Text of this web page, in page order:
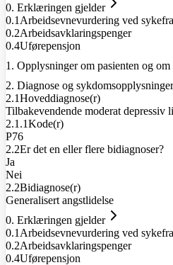
0. Erklæringen gjelder
0.1 Arbeidsevnevurdering ved
0.2Arbeidsavklaringspenger
0.4Uførepensjon
1. Opplysninger om pasienten og
2. Diagnose og sykdomsopplysninger
2.1Hoveddiagnose(r)
Tilbakevendende moderat depressiv
2.1.1Kode(r)
P76
2.2Er det en eller flere bidiagnoser?
Ja
Nei
2.2Bidiagnose(r)
Generalisert angstlidelse
0. Erklæringen gjelder
0.1 Arbeidsevnevurdering ved
0.2Arbeidsavklaringspenger
0.4Uførepensjon